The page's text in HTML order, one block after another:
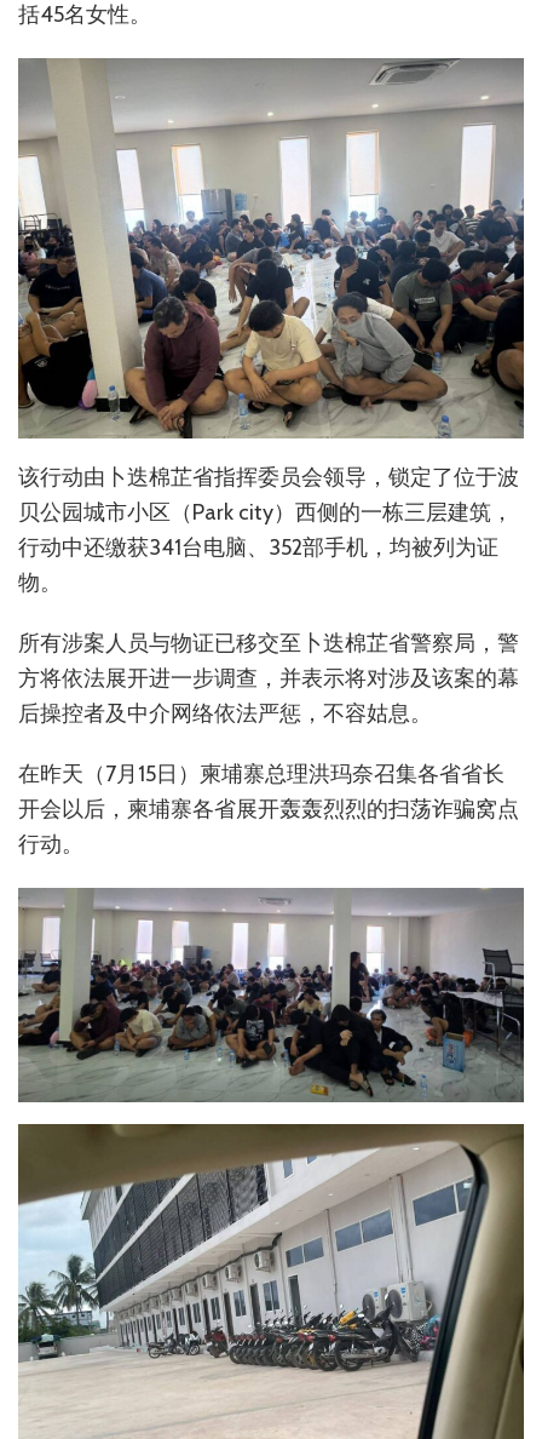
括45名女性。
该行动由卜迭棉芷省指挥委员会领导，锁定了位于波
贝公园城市小区（Park city）西侧的一栋三层建筑，
行动中还缴获341台电脑、352部手机，均被列为证
物。
所有涉案人员与物证已移交至卜迭棉芷省警察局，警
方将依法展开进一步调查，并表示将对涉及该案的幕
后操控者及中介网络依法严惩，不容姑息。
在昨天（7月15日）柬埔寨总理洪玛奈召集各省省长
开会以后，柬埔寨各省展开轰轰烈烈的扫荡诈骗窝点
行动。